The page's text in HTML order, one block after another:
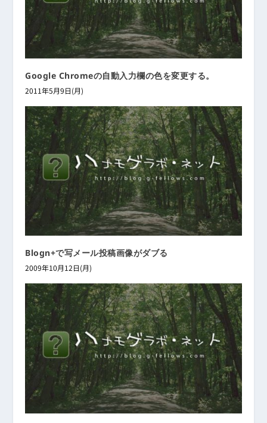
Google Chromeの自動入力欄の色を変更する。
2011年5月9日(月)
Blogn+で写メール投稿画像がダブる
2009年10月12日(月)